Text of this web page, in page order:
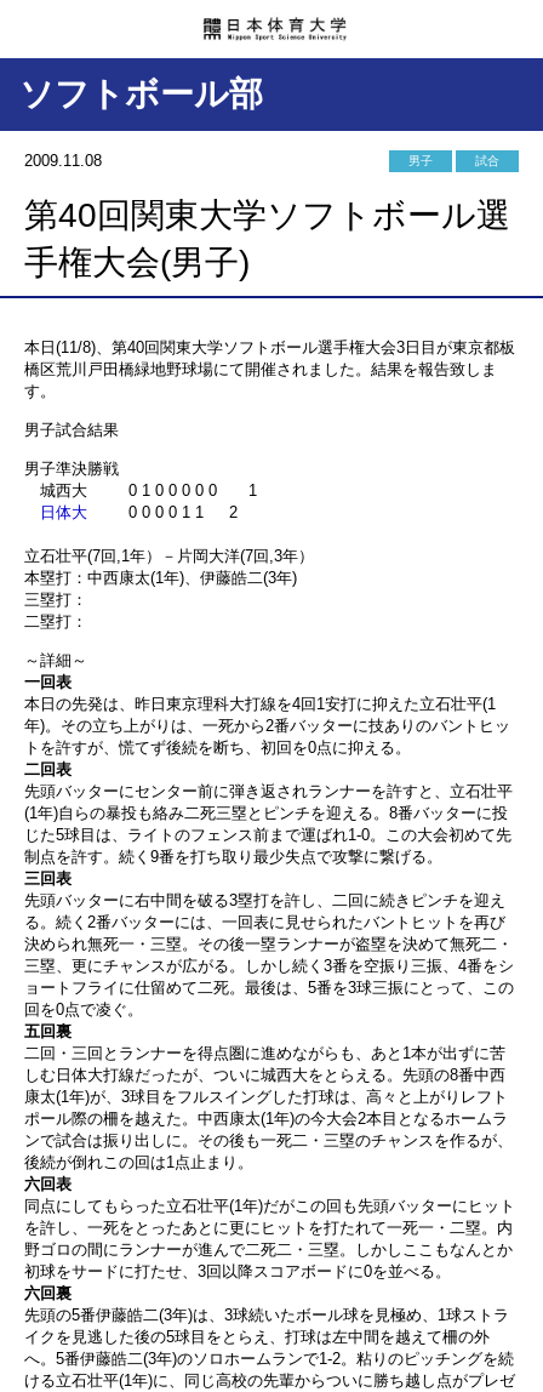
ソフトボール部
2009.11.08 男子 試合
第40回関東大学ソフトボール選
手権大会(男子)
本日(11/8)、第40回関東大学ソフトボール選手権大会3日目が東京都板
橋区荒川戸田橋緑地野球場にて開催されました。結果を報告致しま
す。
男子試合結果
男子準決勝戦
城西大 0 1 0 0 0 0 0 1
日体大 0 0 0 0 1 1 2
立石壮平(7回,1年）－片岡大洋(7回,3年）
本塁打：中西康太(1年)、伊藤皓二(3年)
三塁打：
二塁打：
～詳細～
一回表
本日の先発は、昨日東京理科大打線を4回1安打に抑えた立石壮平(1
年)。その立ち上がりは、一死から2番バッターに技ありのバントヒッ
トを許すが、慌てず後続を断ち、初回を0点に抑える。
二回表
先頭バッターにセンター前に弾き返されランナーを許すと、立石壮平
(1年)自らの暴投も絡み二死三塁とピンチを迎える。8番バッターに投
じた5球目は、ライトのフェンス前まで運ばれ1-0。この大会初めて先
制点を許す。続く9番を打ち取り最少失点で攻撃に繋げる。
三回表
先頭バッターに右中間を破る3塁打を許し、二回に続きピンチを迎え
る。続く2番バッターには、一回表に見せられたバントヒットを再び
決められ無死一・三塁。その後一塁ランナーが盗塁を決めて無死二・
三塁、更にチャンスが広がる。しかし続く3番を空振り三振、4番をシ
ョートフライに仕留めて二死。最後は、5番を3球三振にとって、この
回を0点で凌ぐ。
五回裏
二回・三回とランナーを得点圏に進めながらも、あと1本が出ずに苦
しむ日体大打線だったが、ついに城西大をとらえる。先頭の8番中西
康太(1年)が、3球目をフルスイングした打球は、高々と上がりレフト
ポール際の柵を越えた。中西康太(1年)の今大会2本目となるホームラ
ンで試合は振り出しに。その後も一死二・三塁のチャンスを作るが、
後続が倒れこの回は1点止まり。
六回表
同点にしてもらった立石壮平(1年)だがこの回も先頭バッターにヒット
を許し、一死をとったあとに更にヒットを打たれて一死一・二塁。内
野ゴロの間にランナーが進んで二死二・三塁。しかしここもなんとか
初球をサードに打たせ、3回以降スコアボードに0を並べる。
六回裏
先頭の5番伊藤皓二(3年)は、3球続いたボール球を見極め、1球ストラ
イクを見逃した後の5球目をとらえ、打球は左中間を越えて柵の外
へ。5番伊藤皓二(3年)のソロホームランで1-2。粘りのピッチングを続
ける立石壮平(1年)に、同じ高校の先輩からついに勝ち越し点がプレゼ